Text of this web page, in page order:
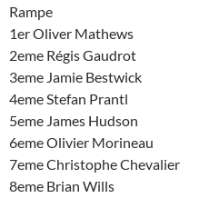
Rampe
1er Oliver Mathews
2eme Régis Gaudrot
3eme Jamie Bestwick
4eme Stefan Prantl
5eme James Hudson
6eme Olivier Morineau
7eme Christophe Chevalier
8eme Brian Wills